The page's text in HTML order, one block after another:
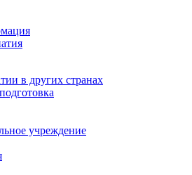
в других странах
учреждение